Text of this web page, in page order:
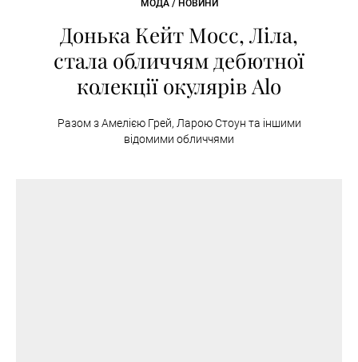
МОДА / НОВИНИ
Донька Кейт Мосс, Ліла,
стала обличчям дебютної
колекції окулярів Alo
Разом з Амелією Грей, Ларою Стоун та іншими
відомими обличчями